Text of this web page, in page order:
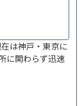
は神戸・東京に
に関わらず迅速